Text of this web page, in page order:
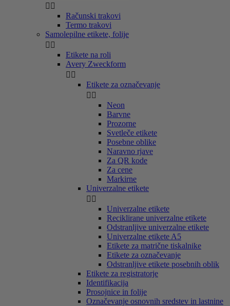
 
Računski trakovi
Termo trakovi
Samolepilne etikete, folije
 
Etikete na roli
Avery Zweckform
 
Etikete za označevanje
 
Neon
Barvne
Prozorne
Svetleče etikete
Posebne oblike
Naravno rjave
Za QR kode
Za cene
Markirne
Univerzalne etikete
 
Univerzalne etikete
Reciklirane univerzalne etikete
Odstranljive univerzalne etikete
Univerzalne etikete A5
Etikete za matrične tiskalnike
Etikete za označevanje
Odstranljive etikete posebnih oblik
Etikete za registratorje
Identifikacija
Prosojnice in folije
Označevanje osnovnih sredstev in lastnine